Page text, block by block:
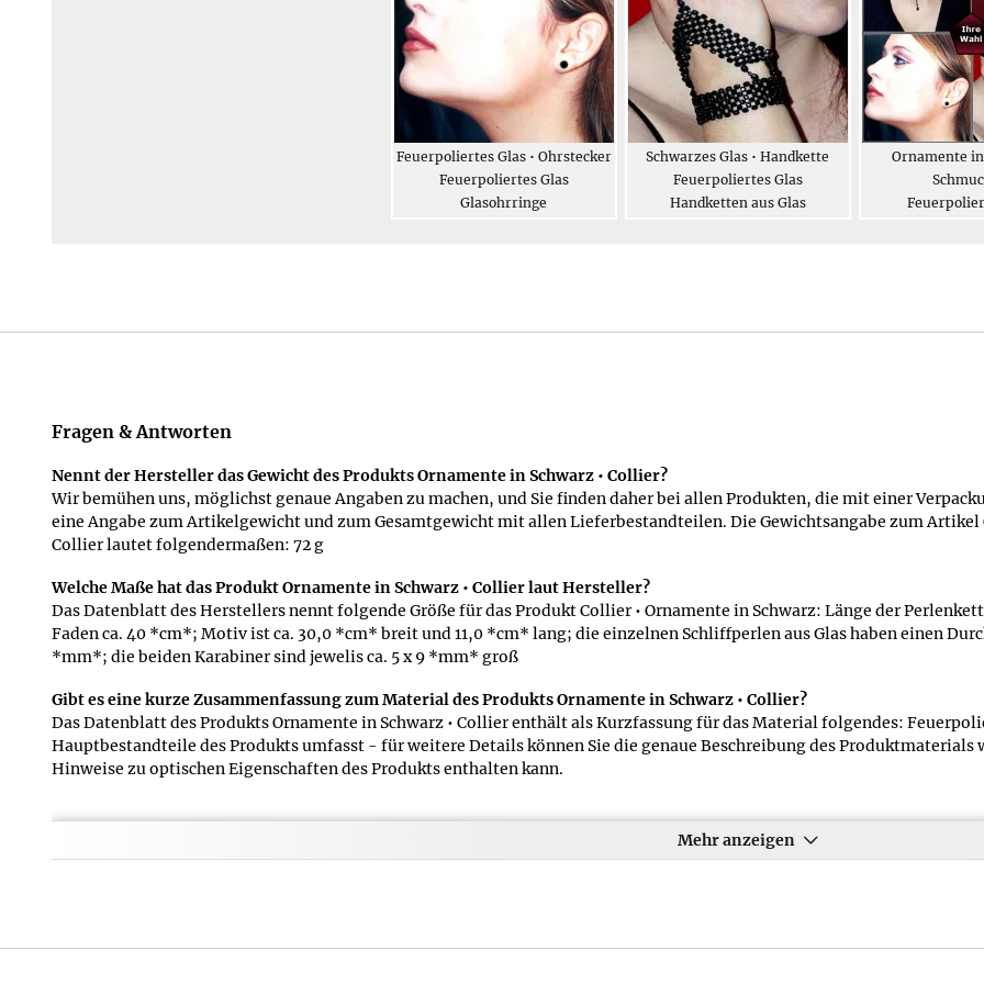
Feuerpoliertes Glas • Ohrstecker
Feuerpoliertes Glas
Glasohrringe
Schwarzes Glas • Handkette
Feuerpoliertes Glas
Handketten aus Glas
Ornamente in
Fragen & Antworten
Nennt der Hersteller das Gewicht des Produkts Ornamente in Schwarz • Collier?
Wir bemühen uns, möglichst genaue Angaben zu machen, und Sie finden daher bei allen Produkten, die mit einer
eine Angabe zum Artikelgewicht und zum Gesamtgewicht mit allen Lieferbestandteilen. Die Gewichtsangabe zum Artikel
Collier lautet folgendermaßen: 72 g
Welche Maße hat das Produkt Ornamente in Schwarz • Collier laut Hersteller?
Das Datenblatt des Herstellers nennt folgende Größe für das Produkt Collier • Ornamente in Schwarz: Länge der
Faden ca. 40 *cm*; Motiv ist ca. 30,0 *cm* breit und 11,0 *cm* lang; die einzelnen Schliffperlen aus Glas haben einen
*mm*; die beiden Karabiner sind jewelis ca. 5 x 9 *mm* groß
Gibt es eine kurze Zusammenfassung zum Material des Produkts Ornamente in Schwarz • Collier?
Das Datenblatt des Produkts Ornamente in Schwarz • Collier enthält als Kurzfassung für das Material folgendes:
Hauptbestandteile des Produkts umfasst - für weitere Details können Sie die genaue Beschreibung des Produktmaterials
Hinweise zu optischen Eigenschaften des Produkts enthalten kann.
Selbstverständlich machen wir auch möglichst genaue Angaben zum Lieferumfang des Produkts Ornamente in Schwarz
attraktiven Schmuckbeutel
für das Produkt Ornamente in Schwarz • Collier lautet der Eintrag folgendermaßen: 72
Mehr anzeigen